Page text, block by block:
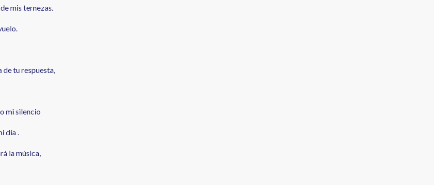
mis ternezas.
de tu respuesta,
mi silencio
día .
la música,